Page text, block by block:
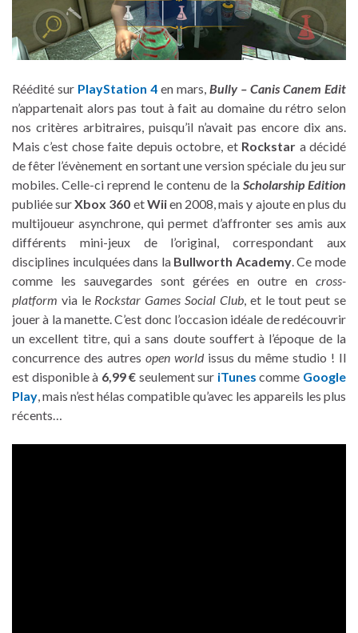
Réédité sur PlayStation 4 en mars, Bully – Canis Canem Edit
n’appartenait alors pas tout à fait au domaine du rétro selon
nos critères arbitraires, puisqu’il n’avait pas encore dix ans.
Mais c’est chose faite depuis octobre, et Rockstar a décidé
de fêter l’évènement en sortant une version spéciale du jeu sur
mobiles. Celle-ci reprend le contenu de la Scholarship Edition
publiée surXbox 360 etWiien 2008, mais y ajoute en plus du
multijoueur asynchrone, qui permet d’affronter ses amis aux
différents mini-jeux de l’original, correspondant aux
disciplines inculquées dans la Bullworth Academy. Ce mode
comme les sauvegardes sont gérées en outre en cross-
platform via le Rockstar Games Social Club, et le tout peut se
jouer à la manette. C’est donc l’occasion idéale de redécouvrir
un excellent titre, qui a sans doute souffert à l’époque de la
concurrence des autres open worldissus du même studio ! Il
est disponible à 6,99 € seulement sur iTunes comme Google
Play, mais n’est hélas compatible qu’avec les appareils les plus
récents…